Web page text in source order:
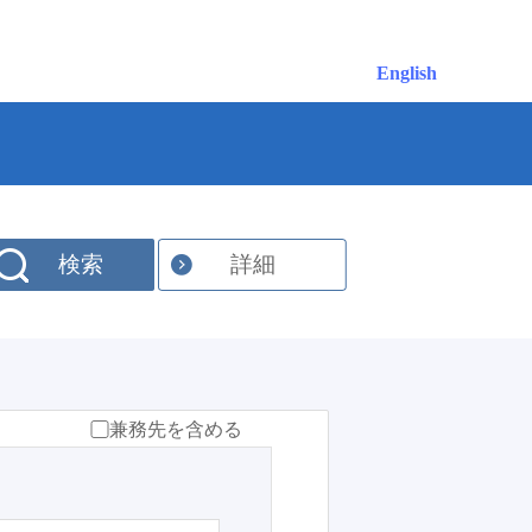
English
検索 詳細
兼務先を含める